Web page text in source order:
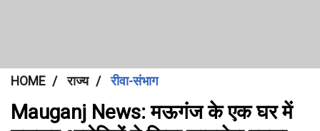
HOME राज्य रीवा-संभाग
Mauganj News: मऊगंज के एक घर में